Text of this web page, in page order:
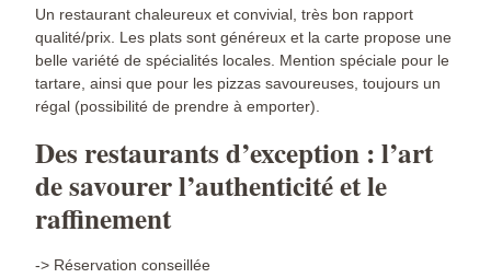
Un restaurant chaleureux et convivial, très bon rapport
qualité/prix. Les plats sont généreux et la carte propose une
belle variété de spécialités locales. Mention spéciale pour le
tartare, ainsi que pour les pizzas savoureuses, toujours un
régal (possibilité de prendre à emporter).
Des restaurants d’exception : l’art
de savourer l’authenticité et le
raffinement
-> Réservation conseillée